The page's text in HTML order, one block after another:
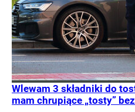
Wlewam 3 składniki do
mam chrupiące „tosty”